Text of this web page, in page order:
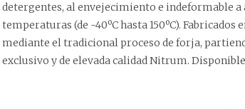
detergentes, al envejecimiento e indeformable a
temperaturas (de -40ºC hasta 150ºC). Fabricados
mediante el tradicional proceso de forja,
exclusivo y de elevada calidad Nitrum. Disponible